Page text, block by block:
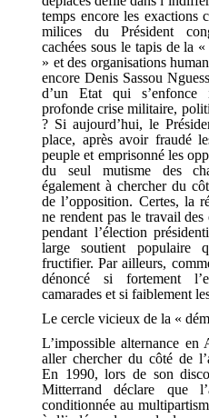
temps encore les exactions
milices du Président
cachées sous le tapis de la
» et des organisations
encore Denis Sassou
d’un Etat qui s’enfonce
profonde crise militaire,
? Si aujourd’hui, le
place, après avoir fraudé
peuple et emprisonné les
du seul mutisme des
également à chercher du
de l’opposition. Certes, la
ne rendent pas le travail des
pendant l’élection
large soutient populaire
fructifier. Par ailleurs,
dénoncé si fortement
camarades et si faiblement
Le cercle vicieux de la «
L’impossible alternance en
aller chercher du côté de
En 1990, lors de son
Mitterrand déclare que
conditionnée au